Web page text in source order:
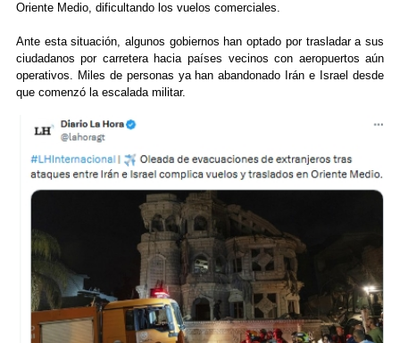
Oriente Medio, dificultando los vuelos comerciales.
Ante esta situación, algunos gobiernos han optado por trasladar a sus
ciudadanos por carretera hacia países vecinos con aeropuertos aún
operativos. Miles de personas ya han abandonado Irán e Israel desde
que comenzó la escalada militar.